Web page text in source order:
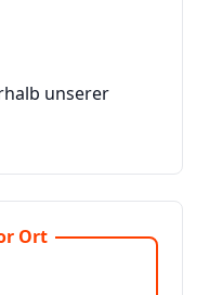
unserer
Ort